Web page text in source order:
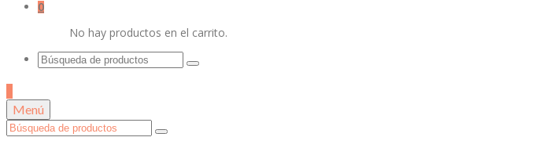
0
No hay productos en el carrito.
Buscar
Menú
Buscar